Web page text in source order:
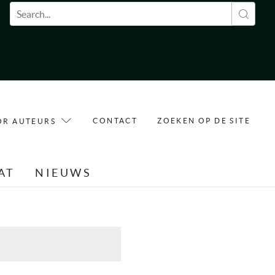
Zoekveld
AUTEURS CONTACT ZOEKEN OP DE SITE
NIEUWS